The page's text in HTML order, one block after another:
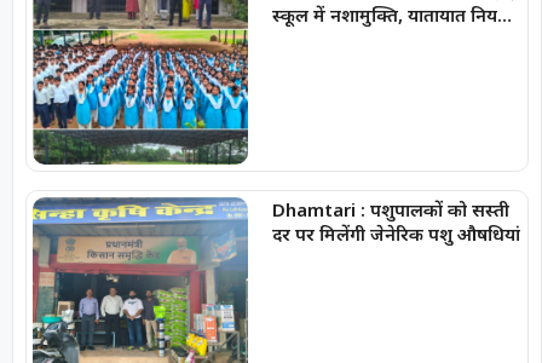
स्कूल में नशामुक्ति, यातायात नियमों
Dhamtari : पशुपालकों को सस्ती
दर पर मिलेंगी जेनेरिक पशु औषधियां